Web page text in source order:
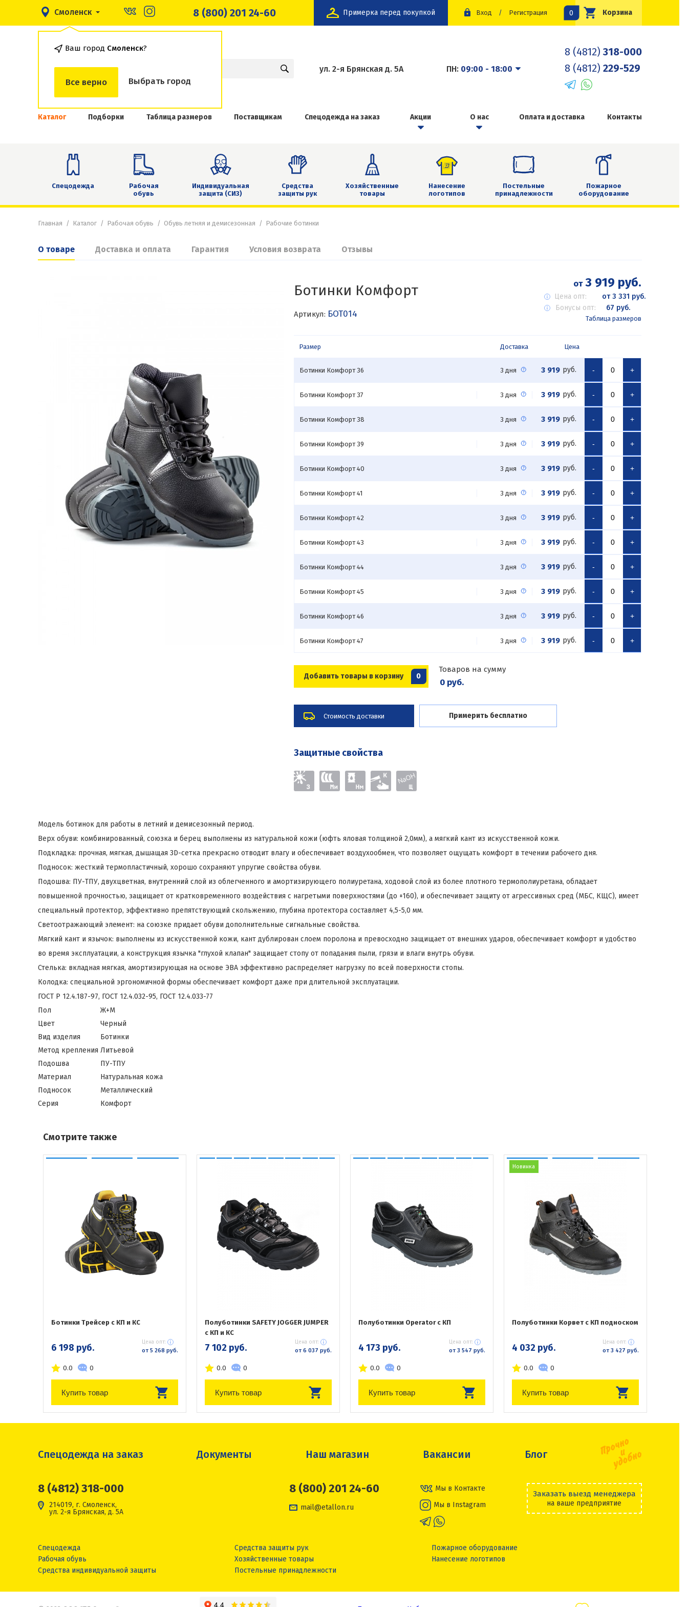
Смоленск
Ваш город Смоленск?
Все верно Выбрать город
8 (800) 201 24-60 Примерка перед покупкой Вход / Регистрация Корзина
0
ул. 2-я Брянская д. 5А ПН: 09:00 - 18:00
8 (4812) 318-000
8 (4812) 229-529
Каталог Подборки Таблица размеров Поставщикам Спецодежда на заказ Акции О нас Оплата и доставка Контакты
Спецодежда
Рабочая
обувь
Индивидуальная
защита (СИЗ)
Средства
защиты рук
Хозяйственные
товары
Нанесение
логотипов
Постельные
принадлежности
Пожарное
оборудование
Главная Каталог Рабочая обувь Обувь летняя и демисезонная Рабочие ботинки
О товаре Доставка и оплата Гарантия Условия возврата Отзывы
Ботинки Комфорт
Артикул: БОТ014
от3 919 руб.
Цена опт:
от 3 331 руб.
Бонусы опт:
67 руб.
Таблица размеров
Размер Доставка Цена
Ботинки Комфорт 36 3 дня 3 919 руб. - +
Ботинки Комфорт 37 3 дня 3 919 руб. - +
Ботинки Комфорт 38 3 дня 3 919 руб. - +
Ботинки Комфорт 39 3 дня 3 919 руб. - +
Ботинки Комфорт 40 3 дня 3 919 руб. - +
Ботинки Комфорт 41 3 дня 3 919 руб. - +
Ботинки Комфорт 42 3 дня 3 919 руб. - +
Ботинки Комфорт 43 3 дня 3 919 руб. - +
Ботинки Комфорт 44 3 дня 3 919 руб. - +
Ботинки Комфорт 45 3 дня 3 919 руб. - +
Ботинки Комфорт 46 3 дня 3 919 руб. - +
Ботинки Комфорт 47 3 дня 3 919 руб. - +
Добавить товары в корзину 0
Товаров на сумму
0 руб.
Стоимость доставки Примерить бесплатно
Защитные свойства
Модель ботинок для работы в летний и демисезонный период.
Верх обуви: комбинированный, союзка и берец выполнены из натуральной кожи (юфть яловая толщиной 2,0мм), а мягкий кант из искусственной кожи.
Подкладка: прочная, мягкая, дышащая 3D-сетка прекрасно отводит влагу и обеспечивает воздухообмен, что позволяет ощущать комфорт в течении рабочего дня.
Подносок: жесткий термопластичный, хорошо сохраняют упругие свойства обуви.
Подошва: ПУ-ТПУ, двухцветная, внутренний слой из облегченного и амортизирующего полиуретана, ходовой слой из более плотного термополиуретана, обладает
повышенной прочностью, защищает от кратковременного воздействия с нагретыми поверхностями (до +160), и обеспечивает защиту от агрессивных сред (МБС, КЩС), имеет
специальный протектор, эффективно препятствующий скольжению, глубина протектора составляет 4,5-5,0 мм.
Светоотражающий элемент: на союзке придает обуви дополнительные сигнальные свойства.
Мягкий кант и язычок: выполнены из искусственной кожи, кант дублирован слоем поролона и превосходно защищает от внешних ударов, обеспечивает комфорт и удобство
во время эксплуатации, а конструкция язычка "глухой клапан" защищает стопу от попадания пыли, грязи и влаги внутрь обуви.
Стелька: вкладная мягкая, амортизирующая на основе ЭВА эффективно распределяет нагрузку по всей поверхности стопы.
Колодка: специальной эргономичной формы обеспечивает комфорт даже при длительной эксплуатации.
ГОСТ Р 12.4.187-97, ГОСТ 12.4.032-95, ГОСТ 12.4.033-77
Пол
Ж+М
Цвет
Черный
Вид изделия
Ботинки
Метод крепления Литьевой
Подошва
ПУ-ТПУ
Материал
Натуральная кожа
Подносок
Металлический
Серия
Комфорт
Смотрите также
Ботинки Трейсер с КП и КС
6 198 руб. Цена опт:
от 5 268 руб.
0.0 0
Купить товар
Полуботинки SAFETY JOGGER JUMPER
с КП и КС
7 102 руб. Цена опт:
от 6 037 руб.
0.0 0
Купить товар
Полуботинки Operator с КП
4 173 руб. Цена опт:
от 3 547 руб.
0.0 0
Купить товар
Новинка
Полуботинки Корвет с КП подноском
4 032 руб. Цена опт:
от 3 427 руб.
0.0 0
Купить товар
Спецодежда на заказ Документы Наш магазин Вакансии Блог
8 (4812) 318-000
214019, г. Смоленск,
ул. 2-я Брянская, д. 5А
8 (800) 201 24-60
mail@etallon.ru
Мы в Контакте
Мы в Instagram
Заказать выезд менеджера
на ваше предприятие
Спецодежда
Рабочая обувь
Средства индивидуальной защиты
Средства защиты рук
Хозяйственные товары
Постельные принадлежности
Пожарное оборудование
Нанесение логотипов